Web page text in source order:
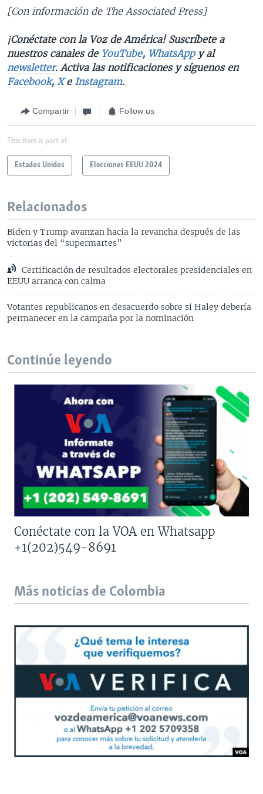
[Con información de The Associated Press]
¡Conéctate con la Voz de América! Suscríbete a
nuestros canales deYouTube, WhatsAppy al
newsletter. Activa las notificaciones y síguenos en
Facebook, Xe Instagram.
Compartir Follow us
This item is part of
Estados Unidos Elecciones EEUU 2024
Relacionados
Biden y Trump avanzan hacia la revancha después de las
victorias del “supermartes”
Certificación de resultados electorales presidenciales en
EEUU arranca con calma
Votantes republicanos en desacuerdo sobre si Haley debería
permanecer en la campaña por la nominación
Continúe leyendo
Conéctate con la VOA en Whatsapp
+1(202)549-8691
Más noticias de Colombia